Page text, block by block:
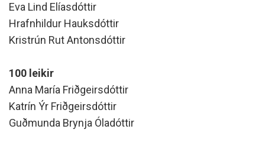
Eva Lind Elíasdóttir
Hrafnhildur Hauksdóttir
Kristrún Rut Antonsdóttir
100 leikir
Anna María Friðgeirsdóttir
Katrín Ýr Friðgeirsdóttir
Guðmunda Brynja Óladóttir